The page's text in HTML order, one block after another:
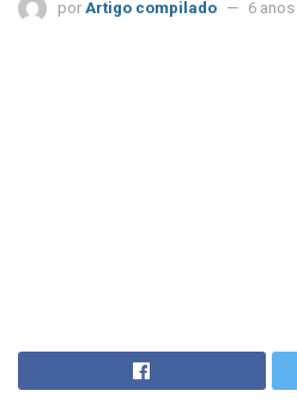
por Artigo compilado 6